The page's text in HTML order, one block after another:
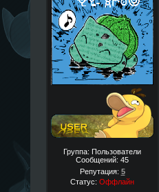
Группа: Пользователи
Сообщений: 45
Репутация: 5
Статус: Оффлайн